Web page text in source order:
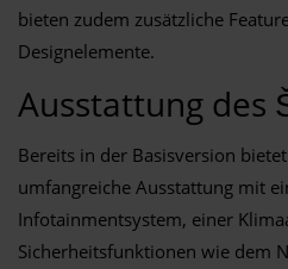
bieten zudem zusätzliche
Designelemente.
Ausstattung des
Bereits in der Basisversion
umfangreiche Ausstattung mit
Infotainmentsystem, einer
Sicherheitsfunktionen wie dem